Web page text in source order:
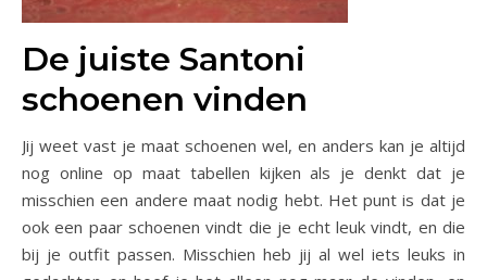
De juiste Santoni
schoenen vinden
Jij weet vast je maat schoenen wel, en anders kan je altijd
nog online op maat tabellen kijken als je denkt dat je
misschien een andere maat nodig hebt. Het punt is dat je
ook een paar schoenen vindt die je echt leuk vindt, en die
bij je outfit passen. Misschien heb jij al wel iets leuks in